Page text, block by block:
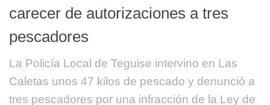
carecer de autorizaciones a tres
pescadores
La Policía Local de Teguise intervino en Las
Caletas unos 47 kilos de pescado y denunció a
tres pescadores por una infracción de la Ley de